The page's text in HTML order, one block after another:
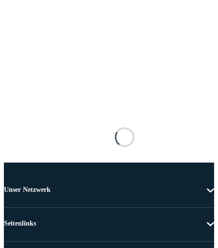
Unser Netzwerk
Seitenlinks